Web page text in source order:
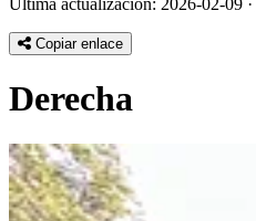
Ultima actualización: 2026-02-09 ·
Copiar enlace
Derecha